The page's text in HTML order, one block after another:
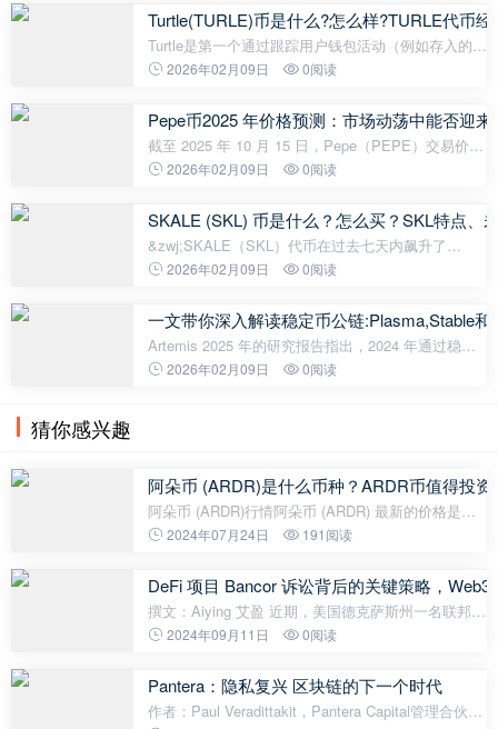
4129美元左右。 尽管在10月11日因市场恐慌一
Turtle(TURLE)币是什么?怎么样?TURLE代币
Turtle是第一个通过跟踪用户钱包活动（例如存入的流
动性和获得的收益、进行的交易、通过委托进行的质
协议。 其主要目标是协调W
2026年02月09日 0阅读
Pepe币2025 年价格预测：市场动荡中能否迎
截至 2025 年 10 月 15 日，Pepe（PEPE）交易价格
为 0.0000075567 美元，在过去 24 小时内上涨了
生在 10 月 11 日 PEPE 经历 23.70%
2026年02月09日 0阅读
SKALE (SKL) 币是什么？怎么买？SKL特点、
&zwj;SKALE（SKL）代币在过去七天内飙升了
140%，在加密货币市场上引起了广泛关注。 SKALE
案，SKL 是其原生实用代币。 目前，SKALE正
2026年02月09日 0阅读
一文带你深入解读稳定币公链:Plasma,Stable和
Artemis 2025 年的研究报告指出，2024 年通过稳定
币结算的经济规模已高达约 26 万亿美元，其体量已
2026年02月09日 0阅读
猜你感兴趣
阿朵币 (ARDR)是什么币种？ARDR币值得投资
阿朵币 (ARDR)行情阿朵币 (ARDR) 最新的价格是
$0.1319，24 小时的交易量是$13,726,423. ARDR的
为：9.99亿 ARDR，最大供应量：9.9
2024年07月24日 191阅读
DeFi 项目 Bancor 诉讼背后的关键策略，
撰文：Aiying 艾盈 近期，美国德克萨斯州一名联邦法
官驳回了一起针对 Bancor 协议及其创始人的证券集
护」功能，承诺为加密货币
2024年09月11日 0阅读
Pantera：隐私复兴 区块链的下一个时代
作者：Paul Veradittakit，Pantera Capital管理合伙